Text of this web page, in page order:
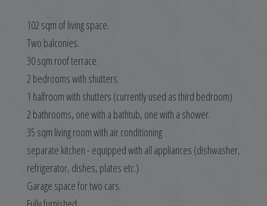
102 sqm of living space.
Two balconies.
30 sqm roof terrace.
2 bedrooms with shutters.
1 halfroom with shutters (currently used as third bedroom)
2 bathrooms, one with a bathtub, one with a shower.
35 sqm living room with air conditioning
separate kitchen - equipped with all appliances (dishwasher,
refrigerator, dishes, plates etc.)
Garage space for two cars.